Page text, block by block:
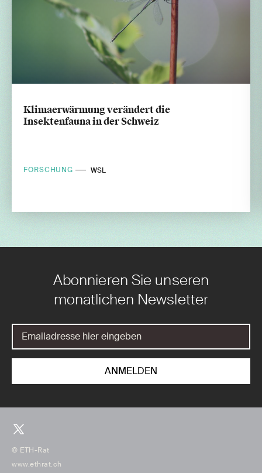
Klimaerwärmung verändert die
Insektenfauna in der Schweiz
FORSCHUNG WSL
Abonnieren Sie unseren
monatlichen Newsletter
© ETH-Rat
www.ethrat.ch